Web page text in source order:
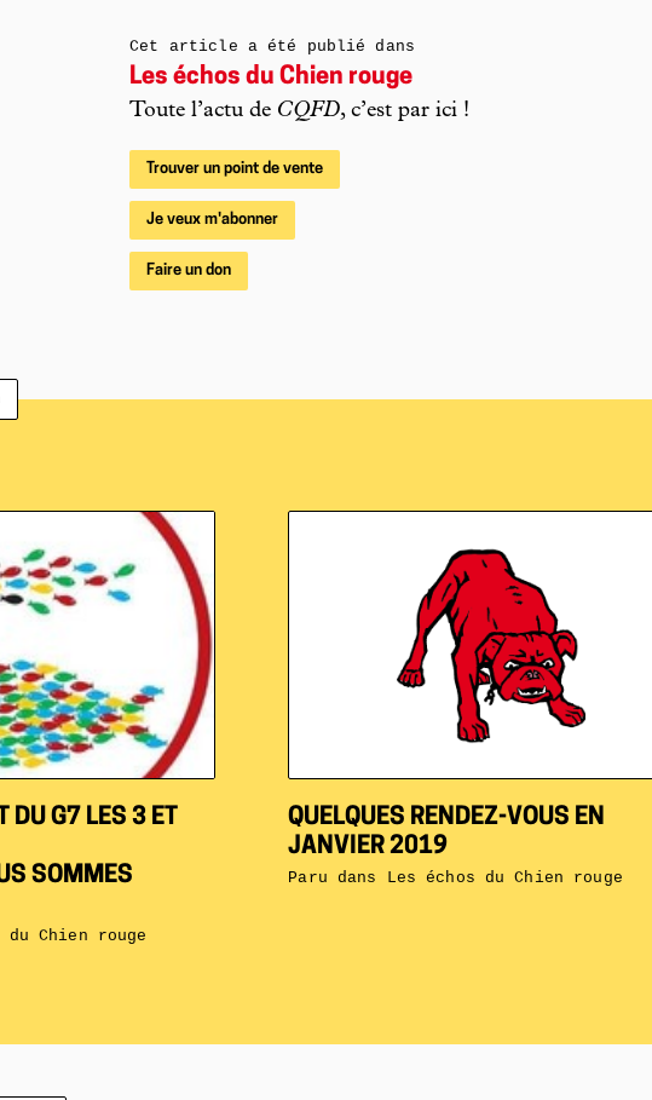
Cet article a été publié dans
Les échos du Chien rouge
Toute l’actu de CQFD, c’est par ici !
Trouver un point de vente
Je veux m'abonner
Faire un don
DU G7 LES 3 ET
SOMMES
du Chien rouge
QUELQUES RENDEZ-VOUS EN
JANVIER 2019
Paru dans Les échos du Chien rouge